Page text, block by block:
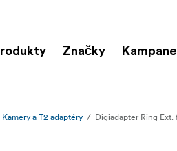
Značky Kampane
Kamery a T2 adaptéry Digiadapter Ring